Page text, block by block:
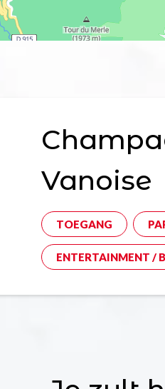
Vanoise
TOEGANG
ENTERTAINMENT /